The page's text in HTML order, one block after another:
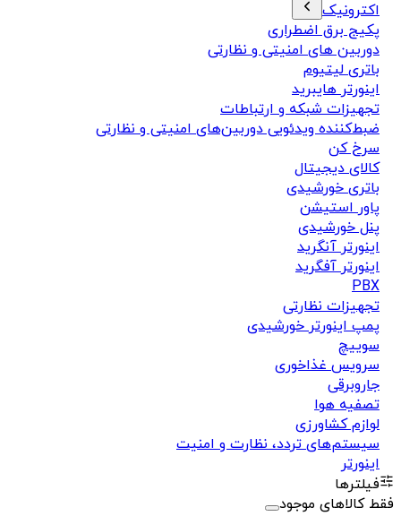
اکترونیک
پکیج برق اضطراری
دوربین های امنیتی و نظارتی
باتری لیتیوم
اینورتر هایبرید
تجهیزات شبکه و ارتباطات
ضبط‌کننده ویدئویی دوربین‌های امنیتی و نظارتی
سرخ کن
کالای دیجیتال
باتری خورشیدی
پاور استیشن
پنل خورشیدی
اینورتر آنگرید
اینورتر آفگرید
PBX
تجهیزات نظارتی
پمپ اینورتر خورشیدی
سوییچ
سرویس غذاخوری
جاروبرقی
تصفیه هوا
لوازم کشاورزی
سیستم‌های تردد، نظارت و امنیت
اینورتر
فیلترها
فقط کالاهای موجود